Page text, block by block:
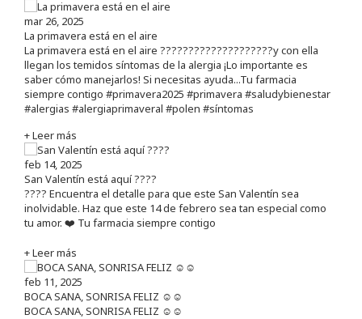
mar 26, 2025
La primavera está en el aire
La primavera está en el aire ????????????????????y con ella
llegan los temidos síntomas de la alergia ¡Lo importante es
saber cómo manejarlos! Si necesitas ayuda...Tu farmacia
siempre contigo #primavera2025 #primavera #saludybienestar
#alergias #alergiaprimaveral #polen #síntomas
+ Leer más
feb 14, 2025
San Valentín está aquí ????
???? Encuentra el detalle para que este San Valentín sea
inolvidable. Haz que este 14 de febrero sea tan especial como
tu amor. ❤️ Tu farmacia siempre contigo
+ Leer más
feb 11, 2025
BOCA SANA, SONRISA FELIZ ☺️☺️
BOCA SANA, SONRISA FELIZ ☺️☺️